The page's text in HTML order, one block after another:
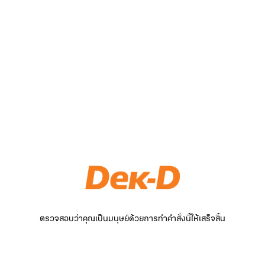
ตรวจสอบว่าคุณเป็นมนุษย์ด้วยการทำคำสั่งนี้ให้เสร็จสิ้น